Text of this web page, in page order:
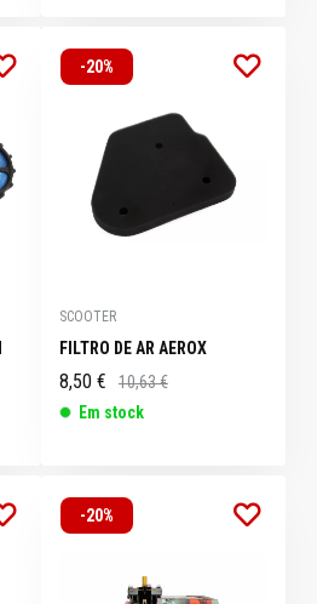
-20%
SCOOTER
FILTRO DE AR AEROX
8,50 €
10,63 €
Em stock
-20%